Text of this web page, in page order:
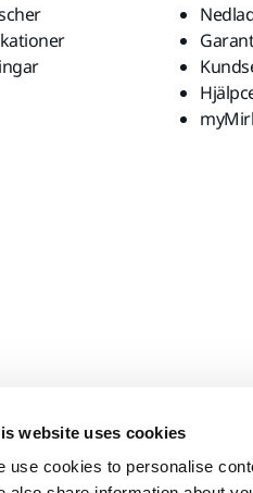
website uses cookies
use cookies to personalise